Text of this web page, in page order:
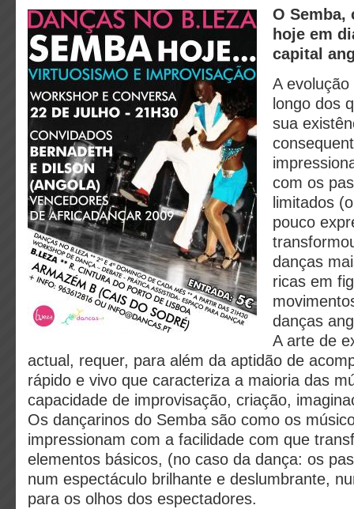
O Semba,
hoje em
capital
A
longo dos
sua
com os
limitados
pouco
danças
ricas em
danças
A arte de
actual, requer, para além da aptidão de
rápido e vivo que caracteriza a maioria das
capacidade de improvisação, criação,
Os dançarinos do Semba são como os
impressionam com a facilidade com que
elementos básicos, (no caso da dança: os
num espectáculo brilhante e deslumbrante,
para os olhos dos espectadores.